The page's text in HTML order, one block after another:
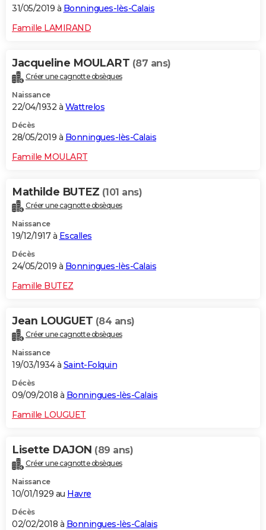
31/05/2019 à Bonningues-lès-Calais
Famille LAMIRAND
Jacqueline MOULART (87 ans)
Créer une cagnotte obsèques
Naissance
22/04/1932 à Wattrelos
Décès
28/05/2019 à Bonningues-lès-Calais
Famille MOULART
Mathilde BUTEZ (101 ans)
Créer une cagnotte obsèques
Naissance
19/12/1917 à Escalles
Décès
24/05/2019 à Bonningues-lès-Calais
Famille BUTEZ
Jean LOUGUET (84 ans)
Créer une cagnotte obsèques
Naissance
19/03/1934 à Saint-Folquin
Décès
09/09/2018 à Bonningues-lès-Calais
Famille LOUGUET
Lisette DAJON (89 ans)
Créer une cagnotte obsèques
Naissance
10/01/1929 au Havre
Décès
02/02/2018 à Bonningues-lès-Calais